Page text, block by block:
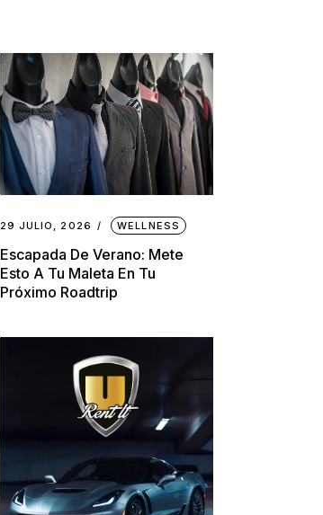
29 JULIO, 2026 WELLNESS
Escapada De Verano: Mete
Esto A Tu Maleta En Tu
Próximo Roadtrip